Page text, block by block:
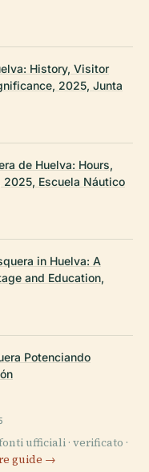
History, Visitor
2025, Junta
de Huelva: Hours,
Escuela Náutico
in Huelva: A
and Education,
Potenciando
ufficiali · verificato ·
guide →